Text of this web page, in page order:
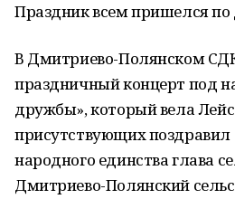
Праздник всем пришелся
В Дмитриево-Полянском
праздничный концерт под
дружбы», который вела
присутствующих
народного единства глава
Дмитриево-Полянский